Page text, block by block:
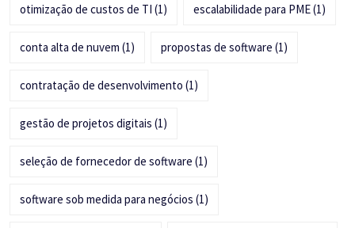
otimização de custos de TI (1) escalabilidade para PME(1)
conta alta de nuvem (1) propostas de software (1)
contratação de desenvolvimento (1)
gestão de projetos digitais (1)
seleção de fornecedor de software (1)
software sob medida para negócios (1)